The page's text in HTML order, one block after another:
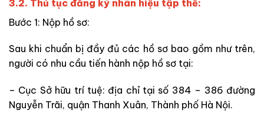
3.2. Thủ tục đăng ký nhãn hiệu tập thể:
Bước 1: Nộp hồ sơ:
Sau khi chuẩn bị đầy đủ các hồ sơ bao gồm như trên,
người có nhu cầu tiến hành nộp hồ sơ tại:
– Cục Sở hữu trí tuệ: địa chỉ tại số 384 – 386 đường
Nguyễn Trãi, quận Thanh Xuân, Thành phố Hà Nội.